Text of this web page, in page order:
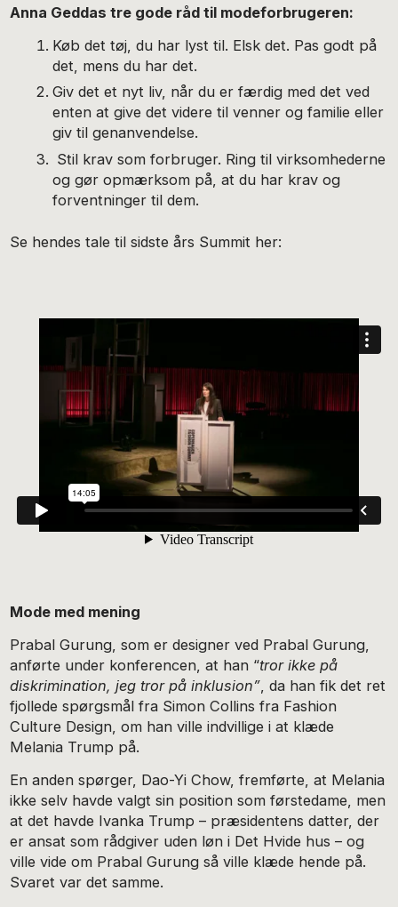
Anna Geddas tre gode råd til modeforbrugeren:
Køb det tøj, du har lyst til. Elsk det. Pas godt på
det, mens du har det.
Giv det et nyt liv, når du er færdig med det ved
enten at give det videre til venner og familie eller
giv til genanvendelse.
Stil krav som forbruger. Ring til virksomhederne
og gør opmærksom på, at du har krav og
forventninger til dem.
Se hendes tale til sidste års Summit her:
Mode med mening
Prabal Gurung, som er designer ved Prabal Gurung,
anførte under konferencen, at han “tror ikke på
diskrimination, jeg tror på inklusion” , da han fik det ret
fjollede spørgsmål fra Simon Collins fra Fashion
Culture Design, om han ville indvillige i at klæde
Melania Trump på.
En anden spørger, Dao-Yi Chow, fremførte, at Melania
ikke selv havde valgt sin position som førstedame, men
at det havde Ivanka Trump – præsidentens datter, der
er ansat som rådgiver uden løn i Det Hvide hus – og
ville vide om Prabal Gurung så ville klæde hende på.
Svaret var det samme.